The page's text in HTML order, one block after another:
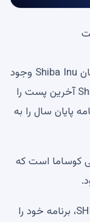
سکوت نسبی در اکوسیستم توسعه دهندگان Shiba Inu وجود
دارد. Kaal Dhairya، توسعه دهنده Shiba Inu آخرین پست را
و در 31 دسامبر نامه پایان سال را به
کوساما است که
ضایریا در پیام پایان سال خود به جامعه SHIB، برنامه خود را